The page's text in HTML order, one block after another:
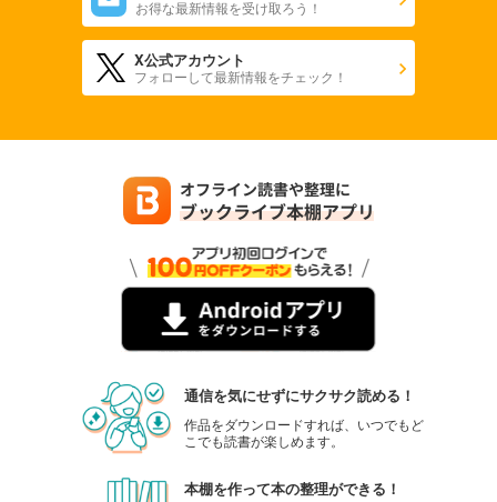
お得な最新情報を受け取ろう！
X公式アカウント
フォローして最新情報をチェック！
通信を気にせずにサクサク読める！
作品をダウンロードすれば、いつでもど
こでも読書が楽しめます。
本棚を作って本の整理ができる！